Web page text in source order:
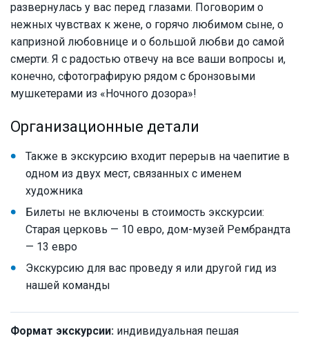
развернулась у вас перед глазами. Поговорим о
нежных чувствах к жене, о горячо любимом сыне, о
капризной любовнице и о большой любви до самой
смерти. Я с радостью отвечу на все ваши вопросы и,
конечно, сфотографирую рядом с бронзовыми
мушкетерами из «Ночного дозора»!
Организационные детали
Также в экскурсию входит перерыв на чаепитие в
одном из двух мест, связанных с именем
художника
Билеты не включены в стоимость экскурсии:
Старая церковь — 10 евро, дом-музей Рембрандта
— 13 евро
Экскурсию для вас проведу я или другой гид из
нашей команды
Формат экскурсии: индивидуальная пешая